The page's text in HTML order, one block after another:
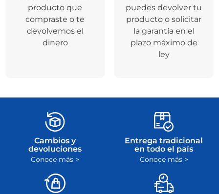
producto que
compraste o te
devolvemos el
dinero
puedes devolver tu
producto o solicitar
la garantía en el
plazo máximo de
ley
Cambios y
devoluciones
Conoce más >
Entrega tradicional
en todo el país
Conoce más >